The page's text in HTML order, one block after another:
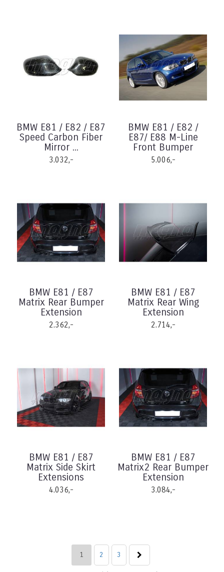
BMW E81 / E82 / E87
Speed Carbon Fiber
Mirror ...
3.032,-
BMW E81 / E82 /
E87/ E88 M-Line
Front Bumper
5.006,-
BMW E81 / E87
Matrix Rear Bumper
Extension
2.362,-
BMW E81 / E87
Matrix Rear Wing
Extension
2.714,-
BMW E81 / E87
Matrix Side Skirt
Extensions
4.036,-
BMW E81 / E87
Matrix2 Rear Bumper
Extension
3.084,-
1 2 3